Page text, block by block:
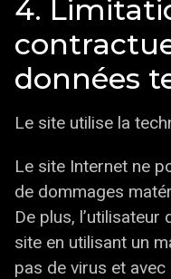
4.
données
Le site utilise la
Le site Internet ne
de dommages
De plus, l’utilisateur
site en utilisant un
pas de virus et